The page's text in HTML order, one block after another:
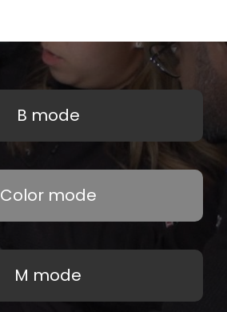
B mode
Color mode
M mode